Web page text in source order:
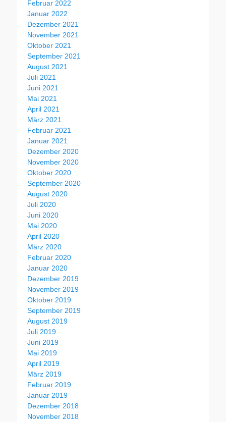
Februar 2022
Januar 2022
Dezember 2021
November 2021
Oktober 2021
September 2021
August 2021
Juli 2021
Juni 2021
Mai 2021
April 2021
März 2021
Februar 2021
Januar 2021
Dezember 2020
November 2020
Oktober 2020
September 2020
August 2020
Juli 2020
Juni 2020
Mai 2020
April 2020
März 2020
Februar 2020
Januar 2020
Dezember 2019
November 2019
Oktober 2019
September 2019
August 2019
Juli 2019
Juni 2019
Mai 2019
April 2019
März 2019
Februar 2019
Januar 2019
Dezember 2018
November 2018